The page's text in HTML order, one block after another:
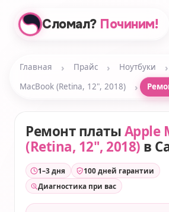
Сломал? Починим!
Главная › Прайс › Ноутбуки ›
MacBook (Retina, 12", 2018) ›
Ремонт платыApple
(Retina, 12", 2018) в
1–3 дня
100 дней гарантии
Диагностика при вас